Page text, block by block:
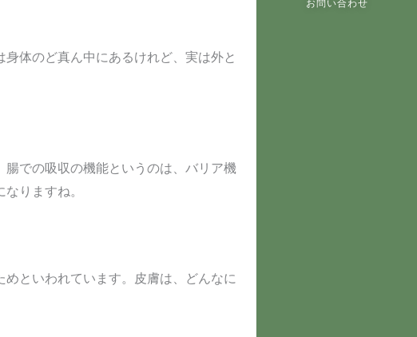
o
お問い合わせ
体のど真ん中にあるけれど、実は外と
での吸収の機能というのは、バリア機
りますね。
といわれています。皮膚は、どんなに